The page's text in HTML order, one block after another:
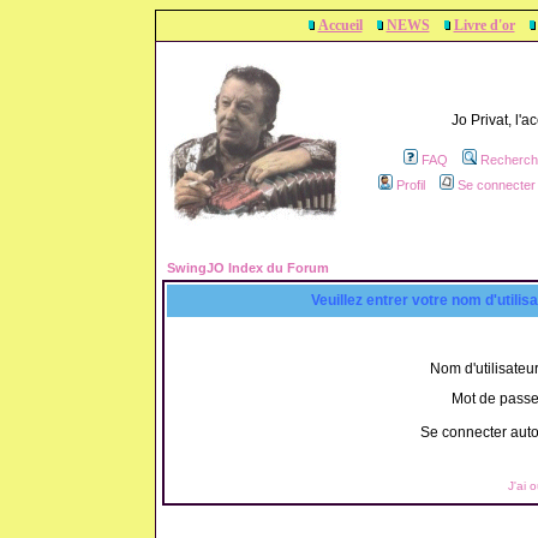
Accueil NEWS Livre d'or
Jo Privat,
FAQ
Profil
Se
SwingJO Index du Forum
Veuillez entrer votre nom
Nom
Mot de
Se connecter
J'ai